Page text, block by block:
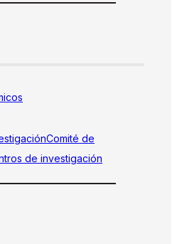
Comité de
de investigación